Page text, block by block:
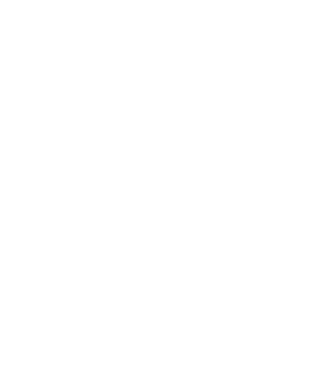
어지게 되고, 실제로 아래 파이낸스 타임즈지에 나온